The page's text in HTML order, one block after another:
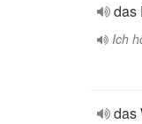
das
Ich
das